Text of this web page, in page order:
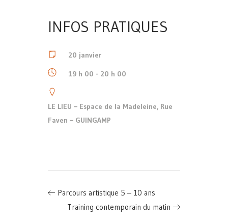
INFOS PRATIQUES
20 janvier
19 h 00 - 20 h 00
LE LIEU – Espace de la Madeleine, Rue
Faven – GUINGAMP
Parcours artistique 5 – 10 ans
Training contemporain du matin